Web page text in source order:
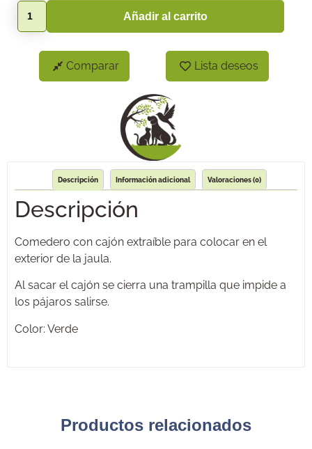
Añadir al carrito
Comparar Lista deseos
Descripción Información adicional Valoraciones (0)
Descripción
Comedero con cajón extraíble para colocar en el
exterior de la jaula.
Al sacar el cajón se cierra una trampilla que impide a
los pájaros salirse.
Color: Verde
Productos relacionados